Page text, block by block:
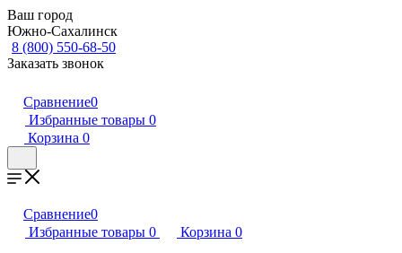
Ваш город
Южно-Сахалинск
8 (800) 550-68-50
Заказать звонок
Сравнение0
Избранные товары 0
Корзина 0
Сравнение0
Избранные товары 0 Корзина 0